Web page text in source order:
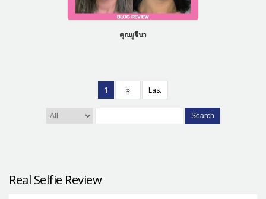
คุณยูจีนา
1 » Last
Search
Real Selfie Review